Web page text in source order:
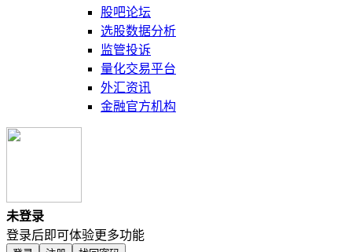
股吧论坛
选股数据分析
监管投诉
量化交易平台
外汇资讯
金融官方机构
未登录
登录后即可体验更多功能